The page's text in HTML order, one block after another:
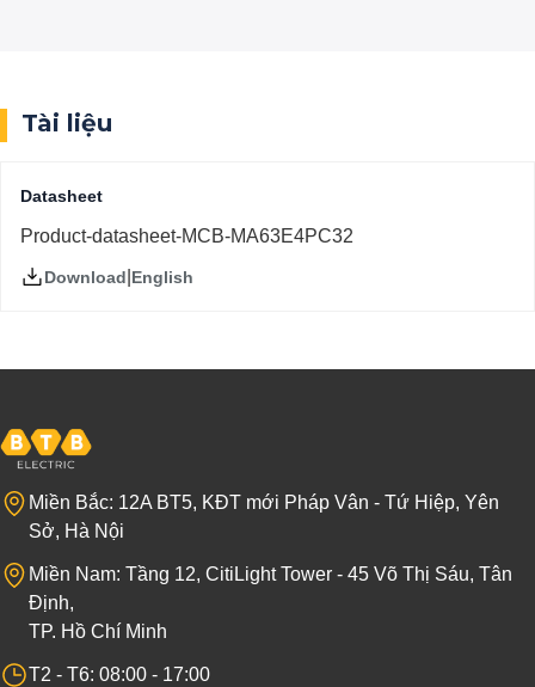
Tài liệu
Datasheet
Product-datasheet-MCB-MA63E4PC32
Download English
Miền Bắc: 12A BT5, KĐT mới Pháp Vân - Tứ Hiệp, Yên
Sở, Hà Nội
Miền Nam: Tầng 12, CitiLight Tower - 45 Võ Thị Sáu, Tân
Định,
TP. Hồ Chí Minh
T2 - T6: 08:00 - 17:00